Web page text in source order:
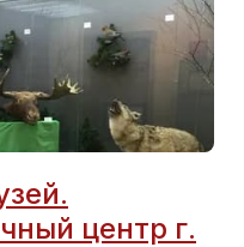
центр г.